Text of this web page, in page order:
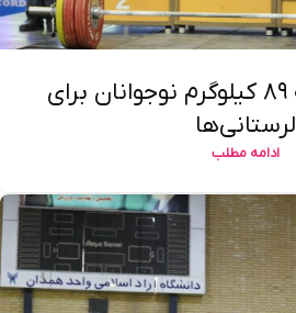
سه طلای دسته ۸۹ کیلوگرم نوجوانان برای
لرستانی‌ها
ادامه مطلب